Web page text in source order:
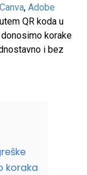
Canva, Adobe
QR koda u
donosimo korake
i bez
koraka